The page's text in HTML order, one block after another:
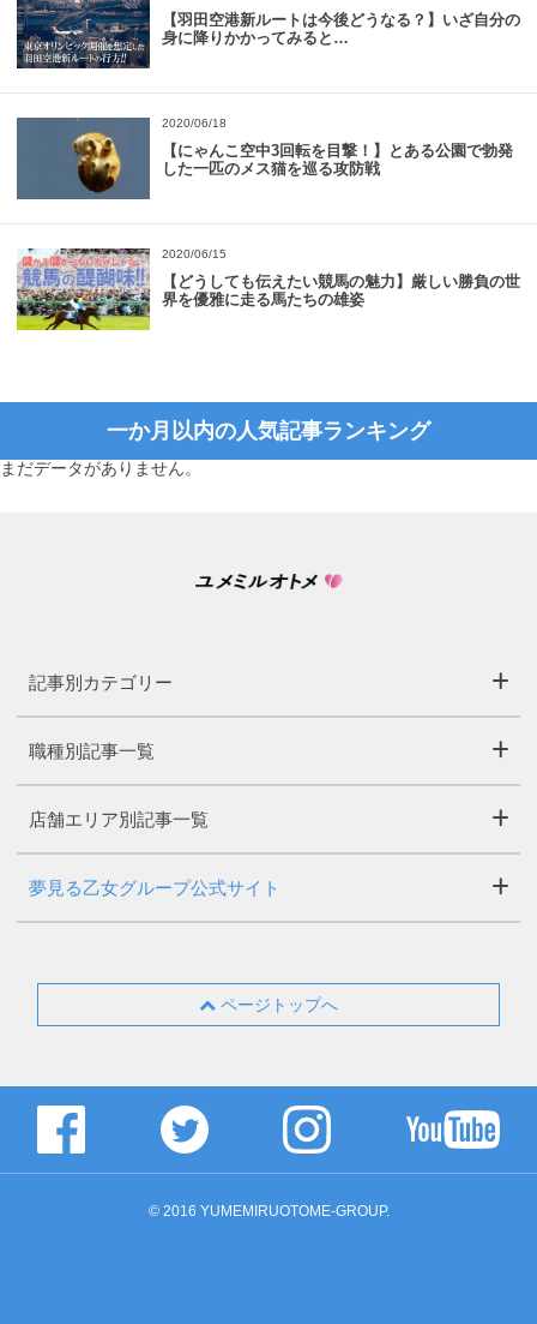
【羽田空港新ルートは今後どうなる？】いざ自分の
身に降りかかってみると…
2020/06/18
【にゃんこ空中3回転を目撃！】とある公園で勃発
した一匹のメス猫を巡る攻防戦
2020/06/15
【どうしても伝えたい競馬の魅力】厳しい勝負の世
界を優雅に走る馬たちの雄姿
一か月以内の人気記事ランキング
まだデータがありません。
記事別カテゴリー
職種別記事一覧
店舗エリア別記事一覧
夢見る乙女グループ公式サイト
ページトップへ
© 2016 YUMEMIRUOTOME-GROUP.